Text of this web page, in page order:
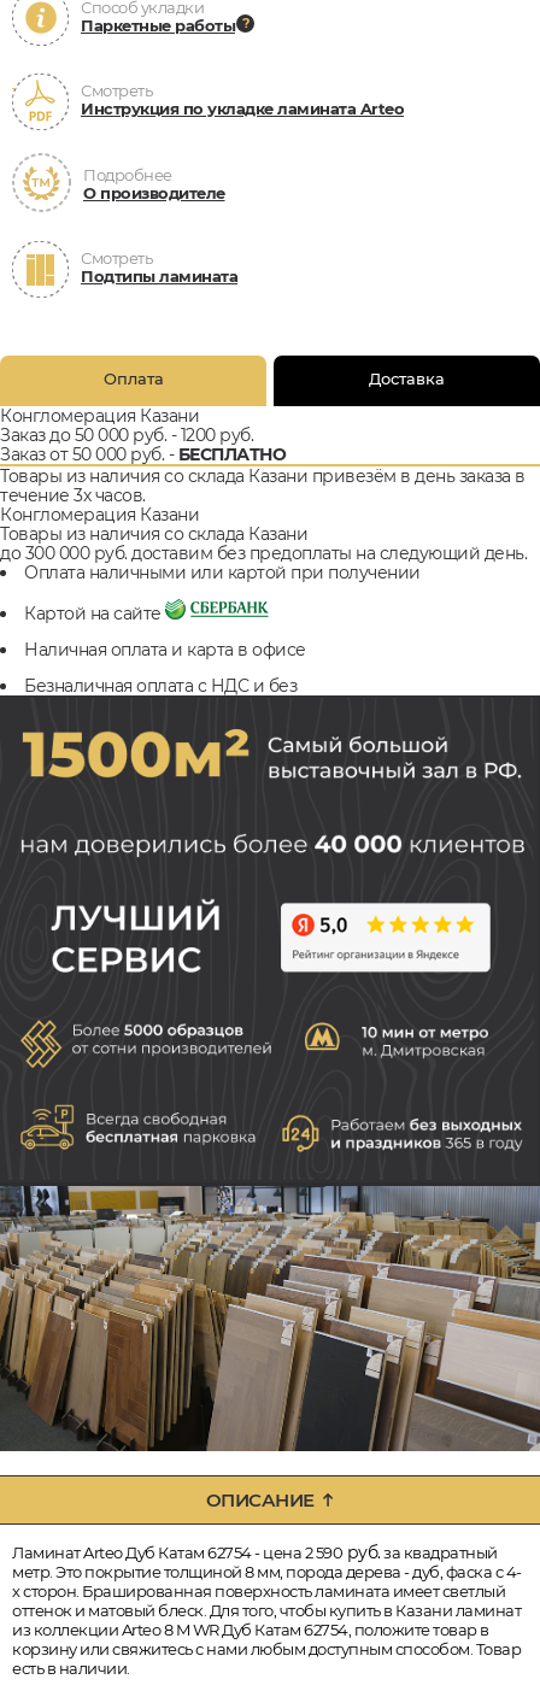
Способ укладки
Паркетные работы
Смотреть
Инструкция по укладке ламината Arteo
Подробнее
О производителе
Смотреть
Подтипы ламината
Оплата Доставка
Конгломерация Казани
Заказ до 50 000 руб. - 1200 руб.
Заказ от 50 000 руб. - БЕСПЛАТНО
Товары из наличия со склада Казани привезём в день заказа в
течение 3х часов.
Конгломерация Казани
Товары из наличия со склада Казани
до 300 000 руб. доставим без предоплаты на следующий день.
Оплата наличными или картой при получении
Картой на сайте
Наличная оплата и карта в офисе
Безналичная оплата с НДС и без
ОПИСАНИЕ
Ламинат Arteo Дуб Катам 62754 - цена 2 590 руб.за квадратный
метр. Это покрытие толщиной 8 мм, порода дерева - дуб, фаска с 4-
х сторон. Брашированная поверхность ламината имеет светлый
оттенок и матовый блеск. Для того, чтобы купить в Казани ламинат
из коллекции Arteo 8 M WR Дуб Катам 62754, положите товар в
корзину или свяжитесь с нами любым доступным способом. Товар
есть в наличии.